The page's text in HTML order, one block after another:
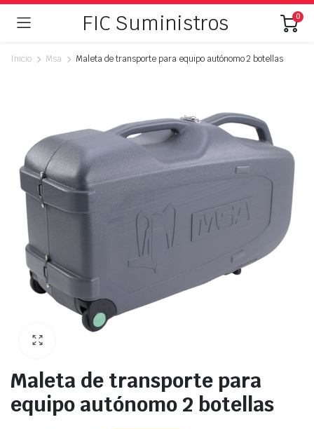
FIC Suministros 0
Inicio Msa Maleta de transporte para equipo autónomo 2 botellas
Maleta de transporte para
equipo autónomo 2 botellas